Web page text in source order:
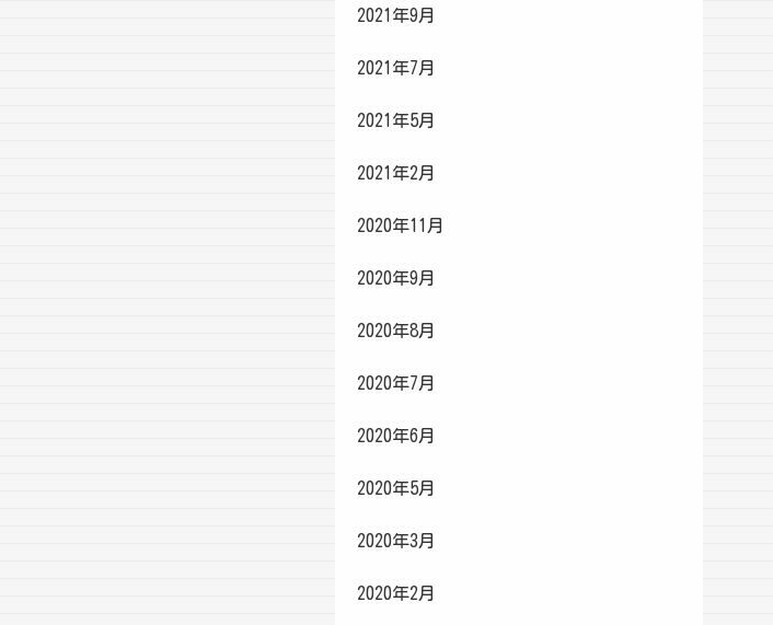
2021年9月
2021年7月
2021年5月
2021年2月
2020年11月
2020年9月
2020年8月
2020年7月
2020年6月
2020年5月
2020年3月
2020年2月